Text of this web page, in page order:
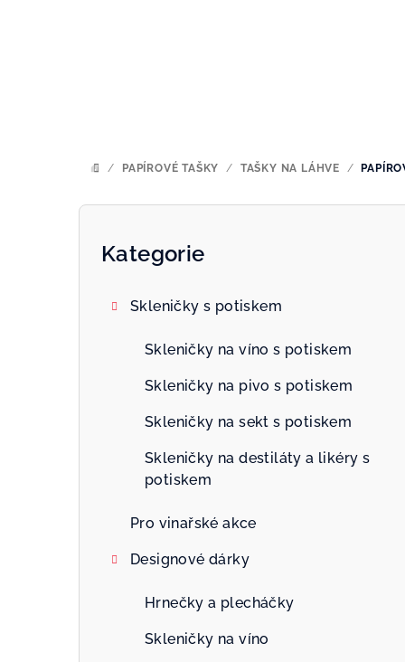
DOMŮ
/ PAPÍROVÉ TAŠKY / TAŠKY NA LÁHVE /
P
Přeskočit
Kategorie
Skleničky s potiskem
Skleničky na víno s potiskem
Skleničky na pivo s potiskem
Skleničky na sekt s potiskem
Skleničky na destiláty a likéry s
potiskem
Pro vinařské akce
Designové dárky
Hrnečky a plecháčky
Skleničky na víno